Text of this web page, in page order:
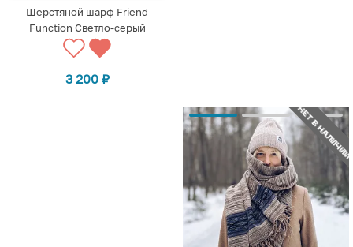
Шерстяной шарф Friend
Function Светло-серый
3 200 ₽
НЕТ В НАЛИЧИИ